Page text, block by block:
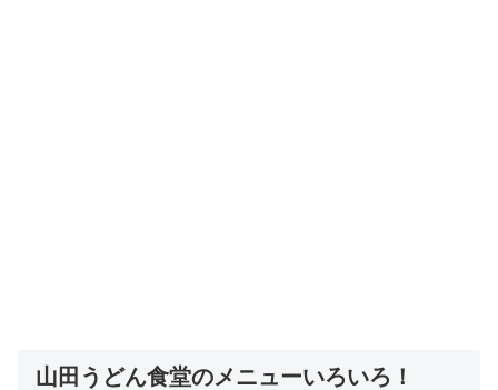
山田うどん食堂のメニューいろいろ！